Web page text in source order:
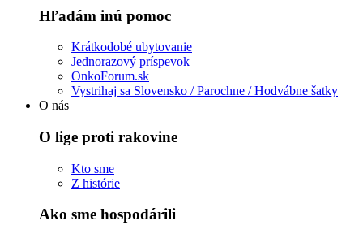
Hľadám inú pomoc
Krátkodobé ubytovanie
Jednorazový príspevok
OnkoForum.sk
Vystrihaj sa Slovensko / Parochne / Hodvábne šatky
O nás
O lige proti rakovine
Kto sme
Z histórie
Ako sme hospodárili